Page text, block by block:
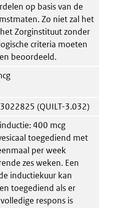
op basis van de
Zo niet zal het
Zorginstituut zonder
criteria moeten
beoordeeld.
(QUILT-3.032)
400 mcg
toegediend met
per week
zes weken. Een
inductiekuur kan
toegediend als er
respons is